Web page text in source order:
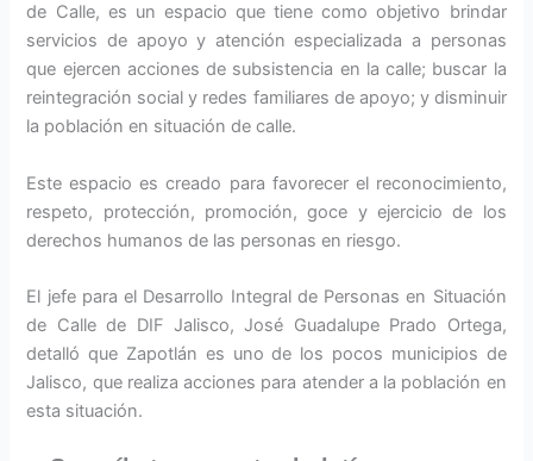
de Calle, es un espacio que tiene como objetivo brindar
servicios de apoyo y atención especializada a personas
que ejercen acciones de subsistencia en la calle; buscar la
reintegración social y redes familiares de apoyo; y disminuir
la población en situación de calle.
Este espacio es creado para favorecer el reconocimiento,
respeto, protección, promoción, goce y ejercicio de los
derechos humanos de las personas en riesgo.
El jefe para el Desarrollo Integral de Personas en Situación
de Calle de DIF Jalisco, José Guadalupe Prado Ortega,
detalló que Zapotlán es uno de los pocos municipios de
Jalisco, que realiza acciones para atender a la población en
esta situación.